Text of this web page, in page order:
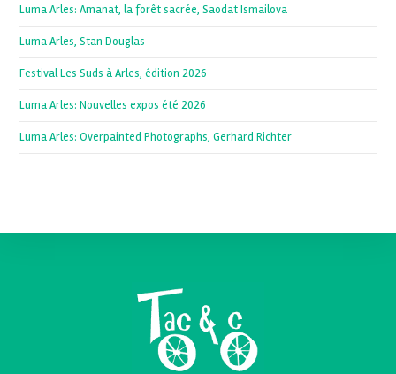
Luma Arles: Amanat, la forêt sacrée, Saodat Ismailova
Luma Arles, Stan Douglas
Festival Les Suds à Arles, édition 2026
Luma Arles: Nouvelles expos été 2026
Luma Arles: Overpainted Photographs, Gerhard Richter